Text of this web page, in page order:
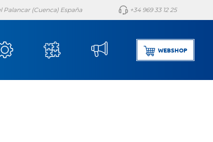
Palancar (Cuenca) España +34 969 33 12 25
WEBSHOP